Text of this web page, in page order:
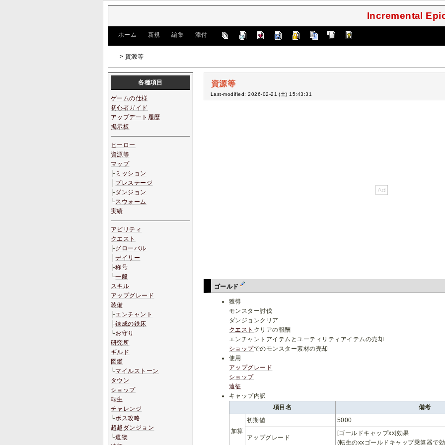
Incremental
ホーム 新規 編集 添付
> 資源等
資源等
Last-modified: 2026-02-21 (土) 15:43:31
ゴールド
獲得
モンスター討伐
ダンジョンクリア
クエスト クリアの報酬
エンチャントアイテムとユーティリティアイテムの売却
ショップでのモンスター素材の売却
使用
アップグレード
ショップ
遠征
キャップ内訳
項目名
備考
加算
初期値 5000
アップグレード
[ゴールドキャップxx]効果
(転生のxxゴールドキャップ乗算器で
各種項目
ゲームの仕様
初心者ガイド
アップデート履歴
掲示板
ヒーロー
資源等
マップ
├ ミッション
├プレステージ
├ダンジョン
└スウォーム
実績
アビリティ
クエスト
├グローバル
├デイリー
├称号
└一般
スキル
アップグレード
装備
├エンチャント
├錬成の鉄床
└お守り
研究所
ギルド
図鑑
└マイルストーン
タウン
ショップ
転生
チャレンジ
└ボス攻略
超越ダンジョン
└遺物